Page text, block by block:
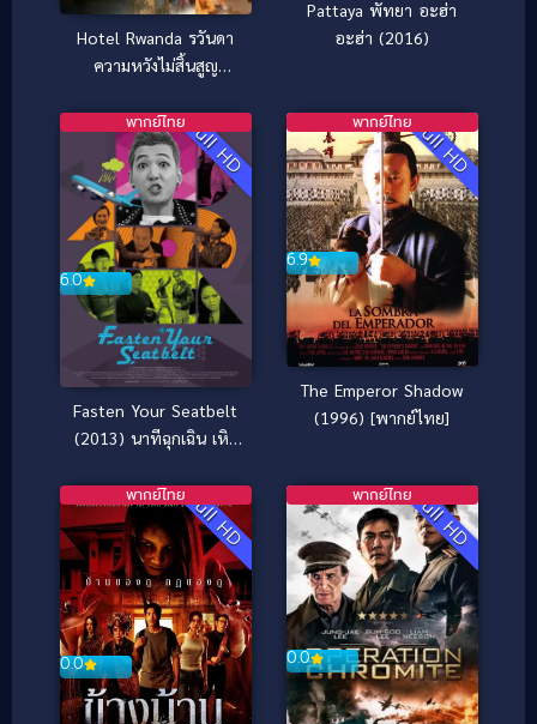
Hotel Rwanda รวันดา
ความหวังไม่สิ้นสูญ
Pattaya พัทยา อะฮ่า
อะฮ่า (2016)
Full HD
6.0
พากย์ไทย
Fasten Your Seatbelt
(2013) นาทีฉุกเฉิน เหิร
Full HD
6.9
พากย์ไทย
The Emperor Shadow
(1996) [พากย์ไทย]
Full HD
0.0
พากย์ไทย Full HD
0.0
พากย์ไทย